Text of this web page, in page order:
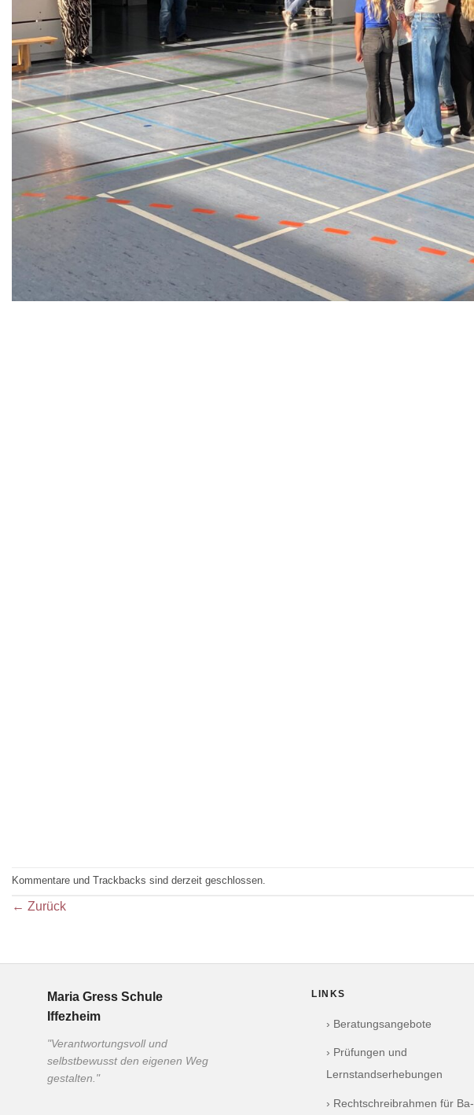
Kommentare und Trackbacks sind derzeit geschlossen.
← Zurück
Maria Gress Schule
Iffezheim
"Verantwortungsvoll und
selbstbewusst den eigenen Weg
gestalten."
LINKS
› Beratungsangebote
› Prüfungen und
Lernstandserhebungen
› Rechtschreibrahmen für Ba-